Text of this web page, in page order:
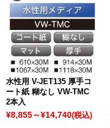
水性用 V-JET135 厚手コ
ート紙 糊なし VW-TMC
2本入
¥8,855～¥14,740(税込)